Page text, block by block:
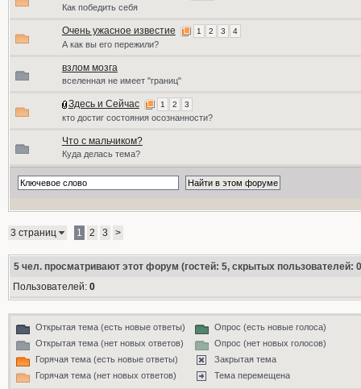
Как победить себя
Очень ужасное известие 1 2 3 4
А как вы его пережили?
взлом мозга
вселенная не имеет "границ"
Здесь и Сейчас 1 2 3
кто достиг состояния осознанности?
Что с мальчиком?
Куда делась тема?
3 страниц 1 2 3 >
5чел. просматривают этот форум (гостей: 5, скрытых пользователей:
Пользователей: 0
Открытая тема (есть новые ответы)
Открытая тема (нет новых ответов)
Горячая тема (есть новые ответы)
Горячая тема (нет новых ответов)
Опрос (есть новые голоса)
Опрос (нет новых голосов)
Закрытая тема
Тема перемещена